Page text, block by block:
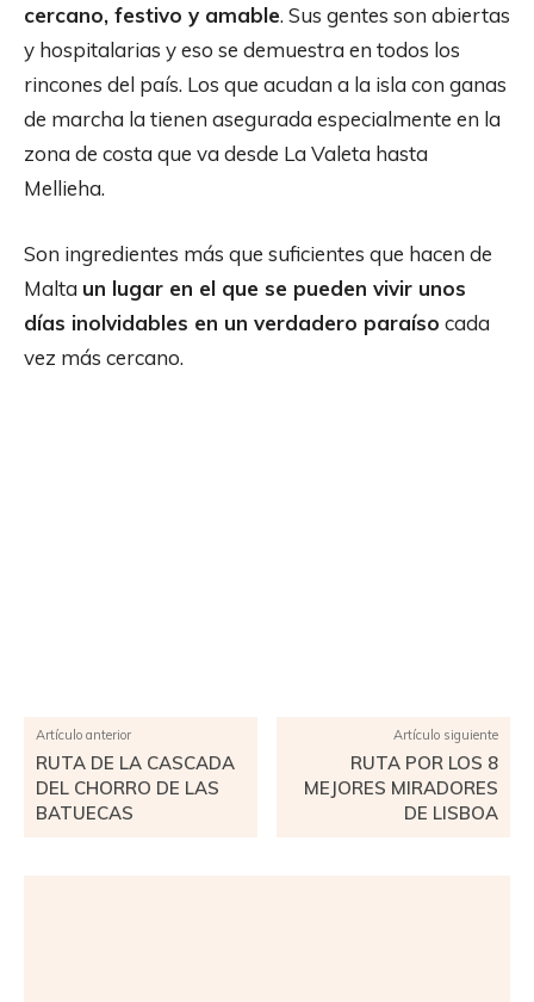
cercano, festivo y amable. Sus gentes son abiertas
y hospitalarias y eso se demuestra en todos los
rincones del país. Los que acudan a la isla con ganas
de marcha la tienen asegurada especialmente en la
zona de costa que va desde La Valeta hasta
Mellieha.
Son ingredientes más que suficientes que hacen de
Malta un lugar en el que se pueden vivir unos
días inolvidables en un verdadero paraíso cada
vez más cercano.
Artículo anterior
RUTA DE LA CASCADA
DEL CHORRO DE LAS
BATUECAS
Artículo siguiente
RUTA POR LOS 8
MEJORES MIRADORES
DE LISBOA